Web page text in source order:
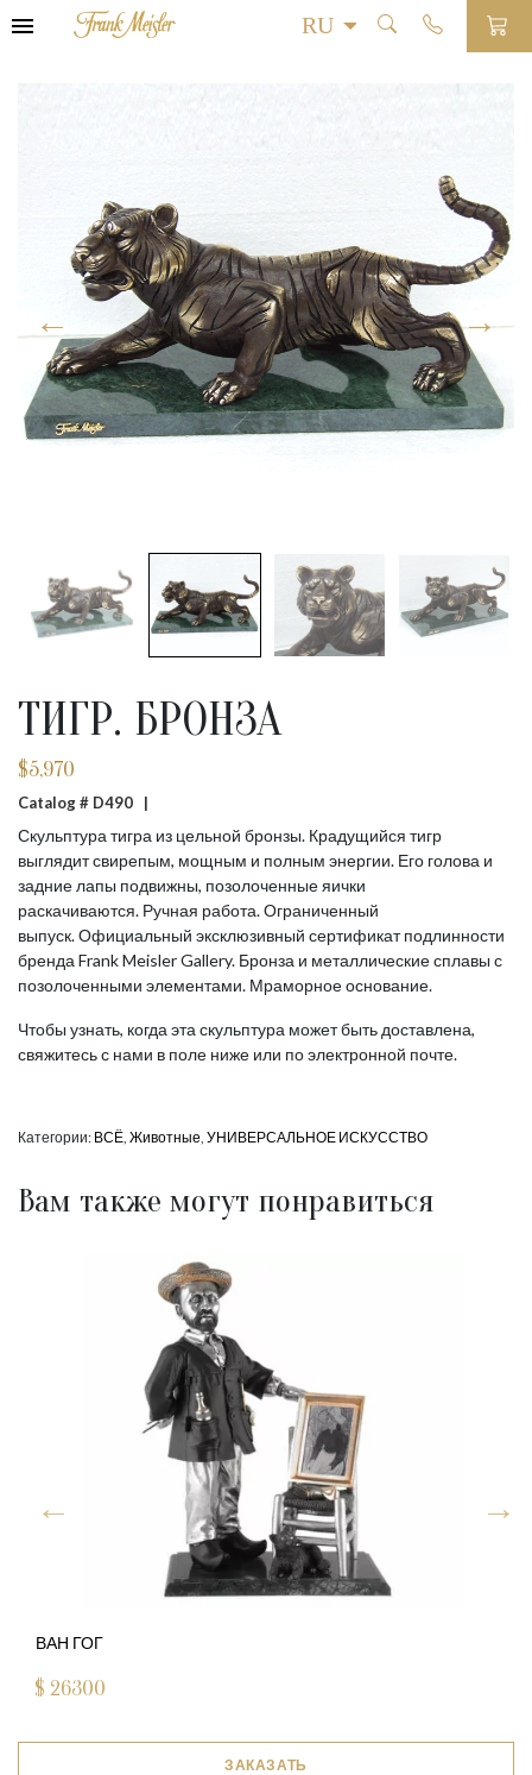
ТИГР. БРОНЗА
$5,970
Catalog # D490 |
Скульптура тигра из цельной бронзы. Крадущийся тигр
выглядит свирепым, мощным и полным энергии. Его голова и
задние лапы подвижны, позолоченные яички
раскачиваются. Ручная работа. Ограниченный
выпуск. Официальный эксклюзивный сертификат подлинности
бренда Frank Meisler Gallery. Бронза и металлические сплавы с
позолоченными элементами. Мраморное основание.
Чтобы узнать, когда эта скульптура может быть доставлена,
свяжитесь с нами в поле ниже или по электронной почте.
Категории: ВСЁ Животные УНИВЕРСАЛЬНОЕ ИСКУССТВО
Вам также могут понравиться
ВАН ГОГ
$ 26300
ЗАКАЗАТЬ